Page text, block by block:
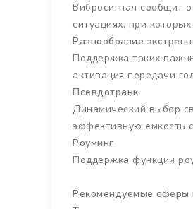
Вибросигнал сообщит
ситуациях, при
Разнообразие
Поддержка таких
активация передачи
Псевдотранк
Динамический выбор
эффективную емкость
Роуминг
Поддержка функции
Рекомендуемые сферы